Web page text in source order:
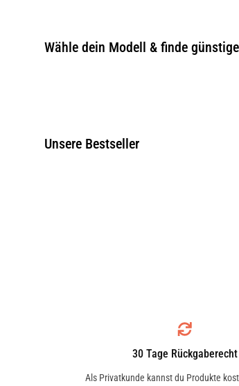
Wähle dein Modell & finde
Unsere Bestseller
30 Tage Rückgaberecht
Als Privatkunde kannst du Produkte